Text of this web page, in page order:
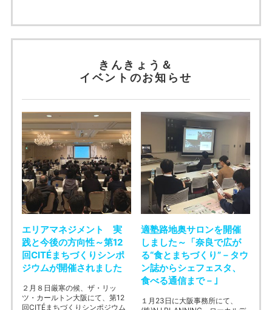
きんきょう＆
イベントのお知らせ
エリアマネジメント 実
践と今後の方向性～第12
回CITÉまちづくりシンポ
ジウムが開催されました
２月８日厳寒の候、ザ・リッ
ツ・カールトン大阪にて、第12
回CITÉまちづくりシンポジウム
適塾路地奥サロンを開催
しました～「奈良で広が
る“食とまちづくり”－タウ
ン誌からシェフェスタ、
食べる通信まで－｣
１月23日に大阪事務所にて、